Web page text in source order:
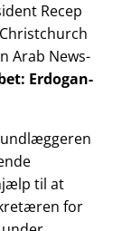
Recep
Arab News-
Erdogan-
til at
for